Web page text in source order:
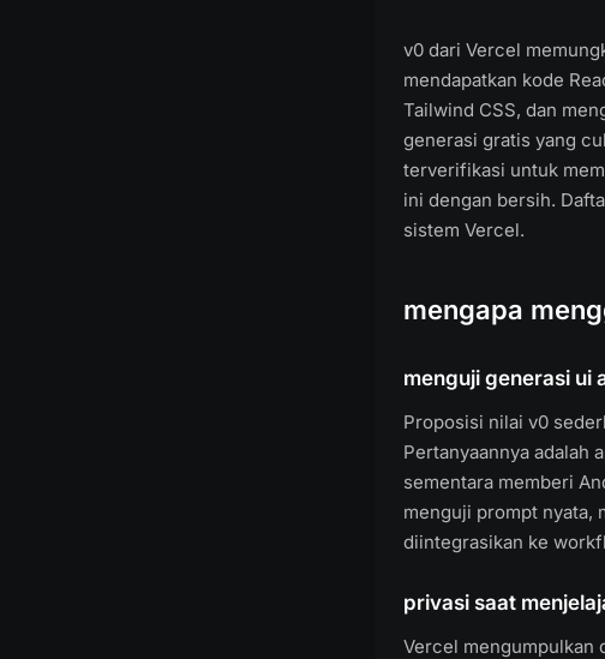
v0 dari Vercel
mendapatkan kode
Tailwind CSS, dan
generasi gratis yang
terverifikasi untuk
ini dengan bersih.
sistem Vercel.
mengapa
menguji generasi ui
Proposisi nilai v0
Pertanyaannya adalah
sementara memberi
menguji prompt nyata,
diintegrasikan ke
privasi saat
Vercel mengumpulkan